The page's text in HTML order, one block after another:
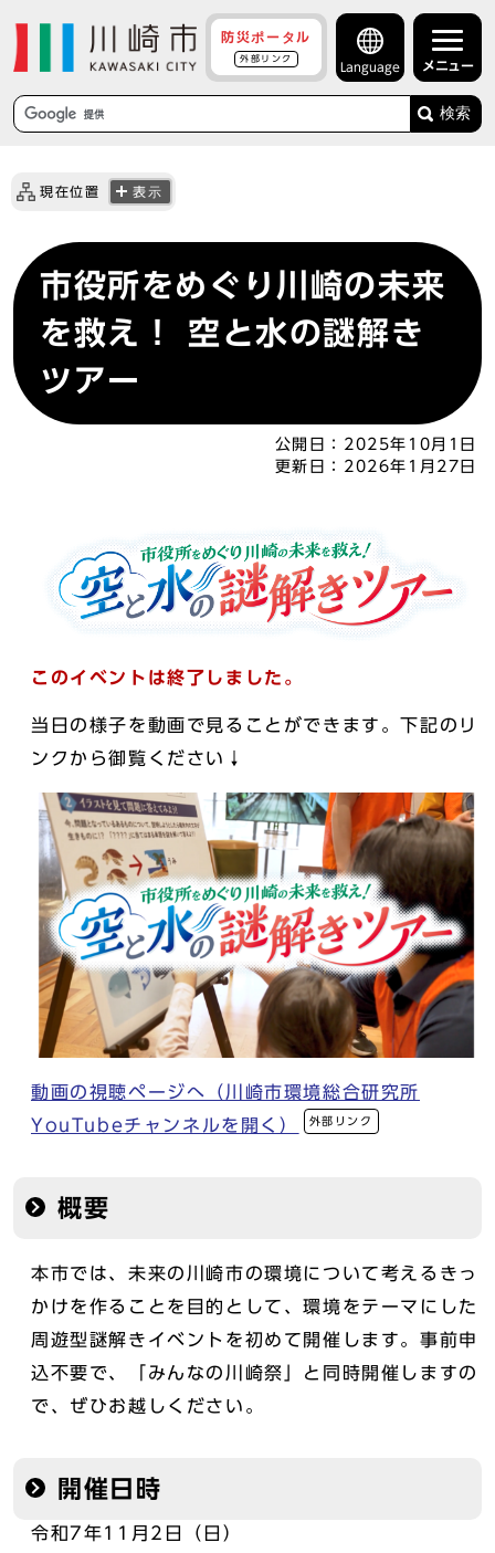
防災ポータル
外部リンク
Language メニュー
検索
現在位置 表示
市役所をめぐり川崎の未来
を救え！ 空と水の謎解き
ツアー
公開日： 2025年10月1日
更新日： 2026年1月27日
このイベントは終了しました。
当日の様子を動画で見ることができます。下記のリ
ンクから御覧ください↓
動画の視聴ページへ（川崎市環境総合研究所
YouTubeチャンネルを開く）
外部リンク
概要
本市では、未来の川崎市の環境について考えるきっ
かけを作ることを目的として、環境をテーマにした
周遊型謎解きイベントを初めて開催します。事前申
込不要で、「みんなの川崎祭」と同時開催しますの
で、ぜひお越しください。
開催日時
令和7年11月2日（日）